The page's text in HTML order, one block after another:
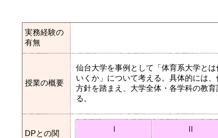
実務経験の
有無
授業の概要
仙台大学を事例として「体育系大学と
いくか」について考える。具体的には
方針を踏まえ、大学全体・各学科の教
る。
DPとの関
Ⅰ Ⅱ